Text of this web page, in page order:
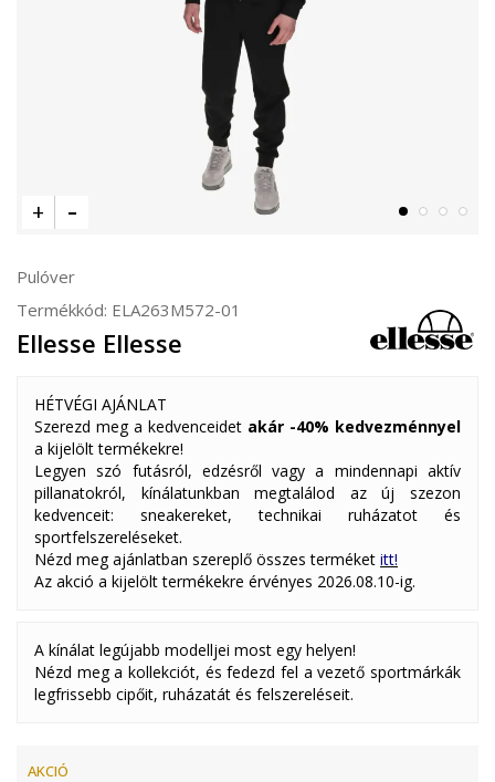
Pulóver
Termékkód: ELA263M572-01
Ellesse Ellesse
HÉTVÉGI AJÁNLAT
Szerezd meg a kedvenceidet akár -40% kedvezménnyel
a kijelölt termékekre!
Legyen szó futásról, edzésről vagy a mindennapi aktív
pillanatokról, kínálatunkban megtalálod az új szezon
kedvenceit: sneakereket, technikai ruházatot és
sportfelszereléseket.
Nézd meg ajánlatban szereplő összes terméket itt!
Az akció a kijelölt termékekre érvényes 2026.08.10-ig.
A kínálat legújabb modelljei most egy helyen!
Nézd meg a kollekciót, és fedezd fel a vezető sportmárkák
legfrissebb cipőit, ruházatát és felszereléseit.
AKCIÓ